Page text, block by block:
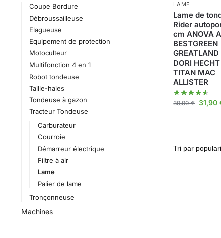
LAME
Lame de
Rider
cm ANOVA
BESTGREEN
GREATLAND
DORI HECHT
TITAN MAC
ALLISTER
39,90€ 31,90
Coupe Bordure
Débroussailleuse
Elagueuse
Equipement de protection
Motoculteur
Multifonction 4 en 1
Robot tondeuse
Taille-haies
Tondeuse à gazon
Tracteur Tondeuse
Carburateur
Courroie
Démarreur électrique
Filtre à air
Lame
Palier de lame
Tronçonneuse
Machines